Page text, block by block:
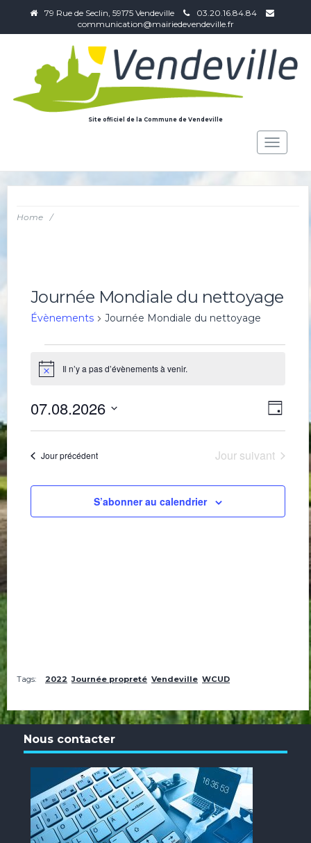
79 Rue de Seclin, 59175 Vendeville
03.20.16.84.84
communication@mairiedevendeville.fr
Site officiel de la Commune de Vendeville
Toggle
Home /
Journée Mondiale du nettoyage
Évènements Journée Mondiale du nettoyage
for
août
2026
Notice Il n’y a pas d’évènements à venir.
vues
Jour
07.08.2026
une
Jour précédent Jour suivant
S’abonner au calendrier
Tags: 2022 Journée propreté Vendeville WCUD
Nous contacter